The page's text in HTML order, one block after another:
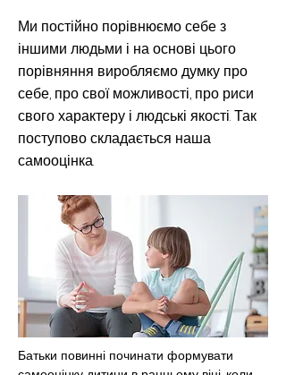
Ми постійно порівнюємо себе з
іншими людьми і на основі цього
порівняння виробляємо думку про
себе, про свої можливості, про риси
свого характеру і людські якості. Так
поступово складається наша
самооцінка.
Батьки повинні починати формувати